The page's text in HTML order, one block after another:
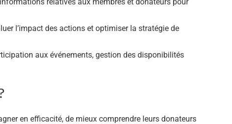
l’impact des actions et optimiser la stratégie de
aux événements, gestion des disponibilités
en efficacité, de mieux comprendre leurs donateurs